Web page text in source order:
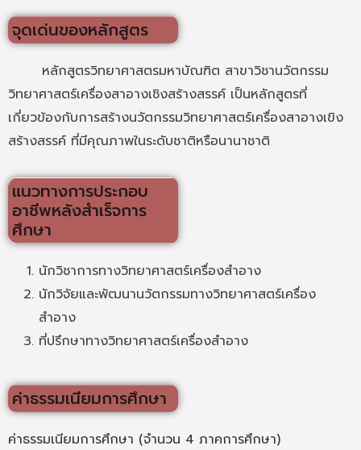
จุดเด่นของหลักสูตร
หลักสูตรวิทยาศาสตรมหาบัณฑิต สาขาวิชานวัตกรรม
วิทยาศาสตร์เครื่องสาอางเชิงสร้างสรรค์ เป็นหลักสูตรที่
เกี่ยวข้องกับการสร้างนวัตกรรมวิทยาศาสตร์เครื่องสาอางเขิง
สร้างสรรค์ ที่มีคุณภาพในระดับชาติหรือนานาชาติ
แนวทางการประกอบ
อาชีพหลังสำเร็จการ
ศึกษา
นักวิชาการทางวิทยาศาสตร์เครื่องสำอาง
นักวิจัยและพัฒนานวัตกรรมทางวิทยาศาสตร์เครื่อง
สำอาง
ที่ปรึกษาทางวิทยาศาสตร์เครื่องสำอาง
ค่าธรรมเนียมการศึกษา
ค่าธรรมเนียมการศึกษา (จำนวน 4 ภาคการศึกษา)